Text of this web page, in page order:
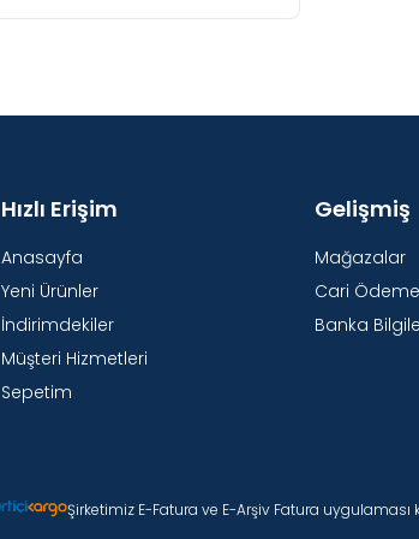
Hızlı Erişim
Anasayfa
Yeni Ürünler
İndirimdekiler
Müşteri Hizmetleri
Sepetim
Gelişmiş
Mağazalar
Cari Ödeme
Banka
Şirketimiz E-Fatura ve E-Arşiv Fatura uygulaması